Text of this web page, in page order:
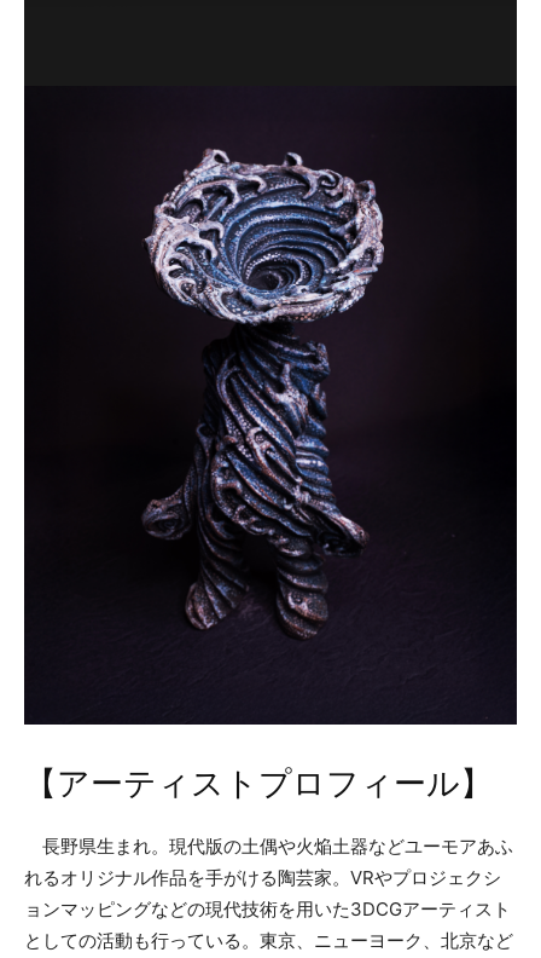
【アーティストプロフィール】
長野県生まれ。現代版の土偶や火焔土器などユーモアあふ
れるオリジナル作品を手がける陶芸家。VRやプロジェクシ
ョンマッピングなどの現代技術を用いた3DCGアーティスト
としての活動も行っている。東京、ニューヨーク、北京など